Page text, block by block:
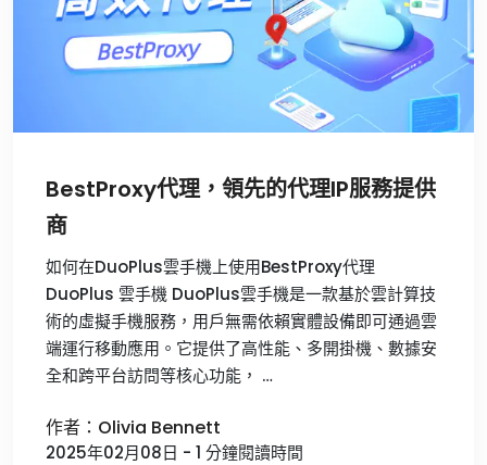
BestProxy代理，領先的代理IP服務提供
商
如何在DuoPlus雲手機上使用BestProxy代理
DuoPlus 雲手機 DuoPlus雲手機是一款基於雲計算技
術的虛擬手機服務，用戶無需依賴實體設備即可通過雲
端運行移動應用。它提供了高性能、多開掛機、數據安
全和跨平台訪問等核心功能， …
作者：Olivia Bennett
2025年02月08日 - 1 分鐘閱讀時間